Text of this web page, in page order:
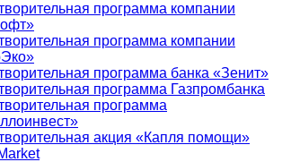
программа компании
программа компании
программа банка «Зенит»
программа Газпромбанка
программа
акция «Капля помощи»